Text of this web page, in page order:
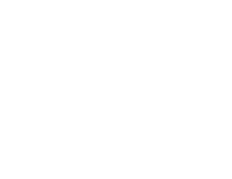
–INCIDENCIAS: En los
fallecidos a causa de la
‘Fuerza para el pueblo de
en las
Puedes ponerte en contacto